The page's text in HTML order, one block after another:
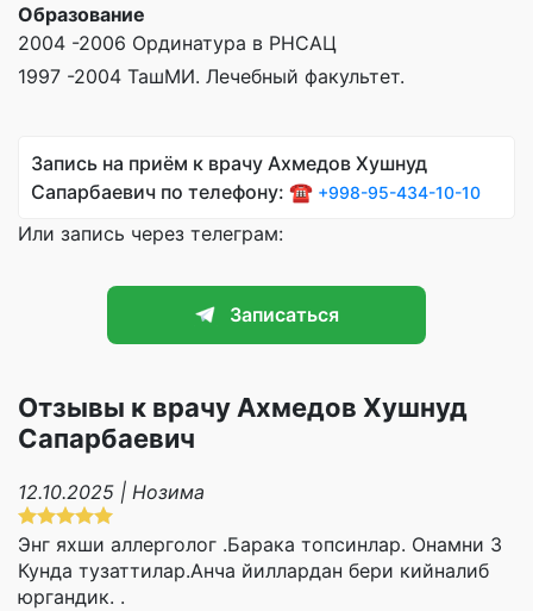
Образование
2004 -2006 Ординатура в РНСАЦ
1997 -2004 ТашМИ. Лечебный факультет.
Запись на приём к врачу Ахмедов Хушнуд
Сапарбаевич по телефону: ☎️ +998-95-434-10-10
Или запись через телеграм:
Записаться
Отзывы к врачу Ахмедов Хушнуд
Сапарбаевич
12.10.2025 | Нозима
Энг яхши аллерголог .Барака топсинлар. Онамни 3
Кунда тузаттилар.Анча йиллардан бери кийналиб
юргандик. .